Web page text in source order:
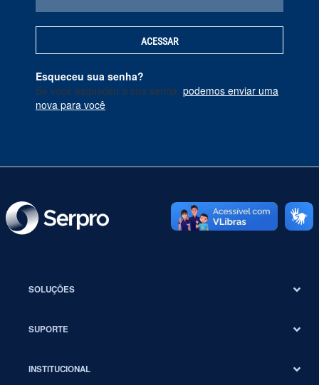
Esqueceu sua senha?
Se você esqueceu a sua senha, podemos enviar uma
nova para você
SOLUÇÕES
SUPORTE
INSTITUCIONAL